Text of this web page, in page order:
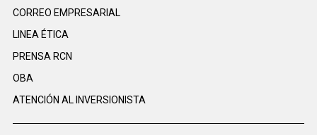
CORREO EMPRESARIAL
LINEA ÉTICA
PRENSA RCN
OBA
ATENCIÓN AL INVERSIONISTA